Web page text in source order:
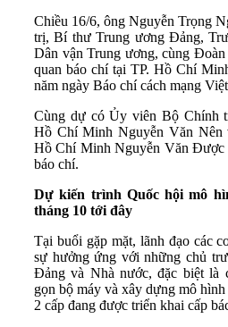
Chiều 16/6, ông Nguyễn Trọng
trị, Bí thư Trung ương Đảng,
Dân vận Trung ương, cùng Đoàn
quan báo chí tại TP. Hồ Chí
năm ngày Báo chí cách mạng
Cùng dự có Ủy viên Bộ Chính
Hồ Chí Minh Nguyễn Văn Nên
Hồ Chí Minh Nguyễn Văn Được
báo chí.
Dự kiến trình Quốc hội mô
tháng 10 tới đây
Tại buổi gặp mặt, lãnh đạo các
sự hưởng ứng với những chủ
Đảng và Nhà nước, đặc biệt là
gọn bộ máy và xây dựng mô
2 cấp đang được triển khai cấp